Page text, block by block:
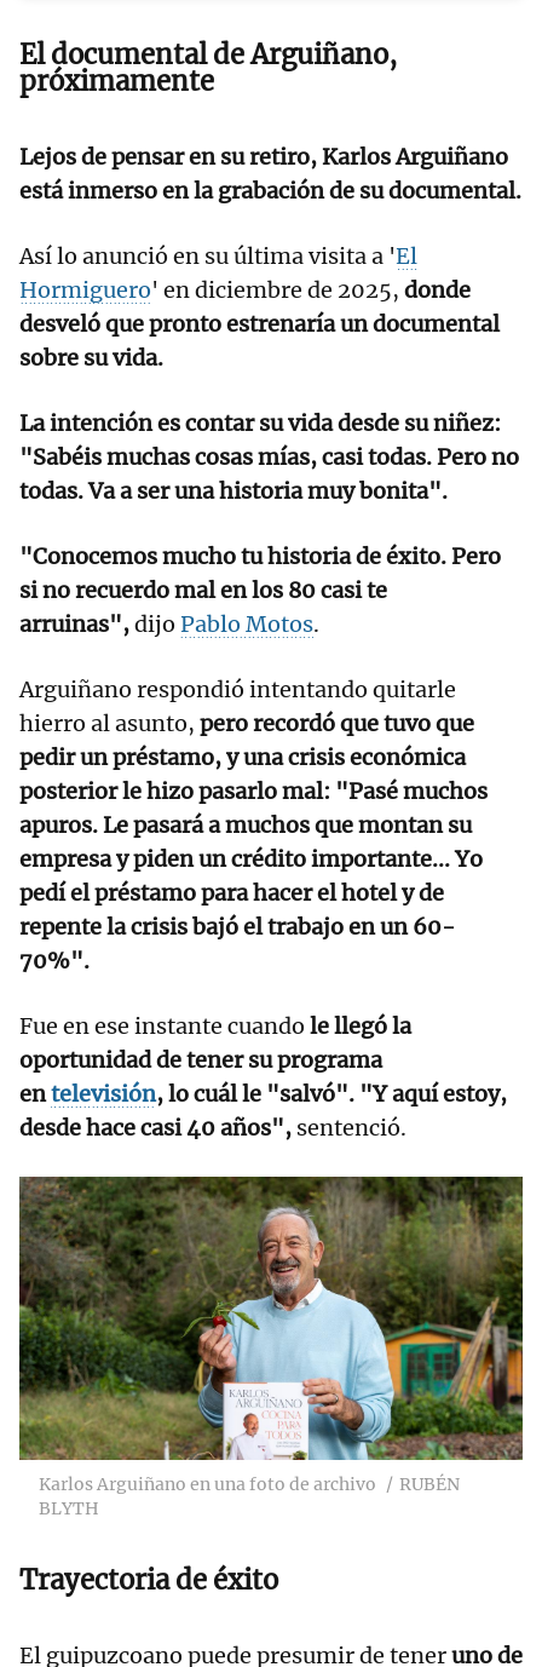
El documental de Arguiñano,
próximamente
Lejos de pensar en su retiro, Karlos Arguiñano
está inmerso en la grabación de su documental.
Así lo anunció en su última visita a 'El
Hormiguero' en diciembre de 2025, donde
desveló que pronto estrenaría un documental
sobre su vida.
La intención es contar su vida desde su niñez:
"Sabéis muchas cosas mías, casi todas. Pero no
todas. Va a ser una historia muy bonita".
"Conocemos mucho tu historia de éxito. Pero
si no recuerdo mal en los 80 casi te
arruinas",dijo Pablo Motos.
Arguiñano respondió intentando quitarle
hierro al asunto, pero recordó que tuvo que
pedir un préstamo, y una crisis económica
posterior le hizo pasarlo mal: "Pasé muchos
apuros. Le pasará a muchos que montan su
empresa y piden un crédito importante... Yo
pedí el préstamo para hacer el hotel y de
repente la crisis bajó el trabajo en un 60-
70%".
Fue en ese instante cuando le llegó la
oportunidad de tener su programa
entelevisión, lo cuál le "salvó". "Y aquí estoy,
desde hace casi 40 años", sentenció.
Karlos Arguiñano en una foto de archivo
RUBÉN
BLYTH
Trayectoria de éxito
El guipuzcoano puede presumir de teneruno de